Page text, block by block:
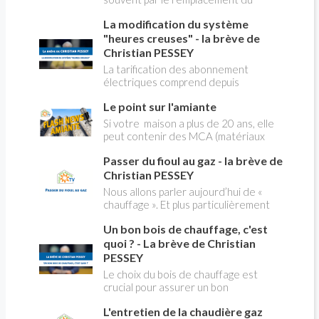
expliquer
La modification du système
"heures creuses" - la brève de
Christian PESSEY
La tarification des abonnement
électriques comprend depuis
pleines, heures creuses. Aujourd'hui
Christian PESSEY vous explique tout
ce qu'il faut savoir sur la nouvelle
modification du système "heures
creuses" qui concerne près de 15
millions de Français !
Le point sur l'amiante
Si votre maison a plus de 20 ans, elle
peut contenir des MCA (matériaux
panique, on fait le point dans notre
flash news n°3 spéciale Amiante et
ses dangers avec Christian Pessey
Passer du fioul au gaz - la brève de
Christian PESSEY
Nous allons parler aujourd’hui de «
chauffage ». Et plus particulièrement
aborder l’abandon du fioul au profit du
gaz.
Un bon bois de chauffage, c'est
quoi ? - La brève de Christian
PESSEY
Le choix du bois de chauffage est
crucial pour assurer un bon
l'impact environnemental. Mais
L'entretien de la chaudière gaz